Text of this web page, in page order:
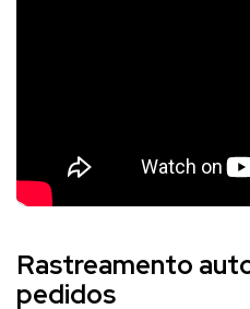
Rastreamento
pedidos